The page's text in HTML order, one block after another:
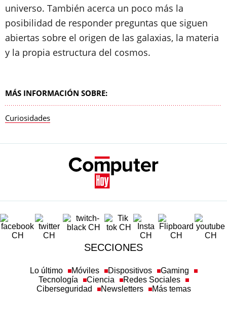
universo. También acerca un poco más la
posibilidad de responder preguntas que siguen
abiertas sobre el origen de las galaxias, la materia
y la propia estructura del cosmos.
MÁS INFORMACIÓN SOBRE:
Curiosidades
SECCIONES
Lo último Móviles Dispositivos
Gaming
Tecnología
Ciencia
Redes Sociales
Ciberseguridad
Newsletters Más temas